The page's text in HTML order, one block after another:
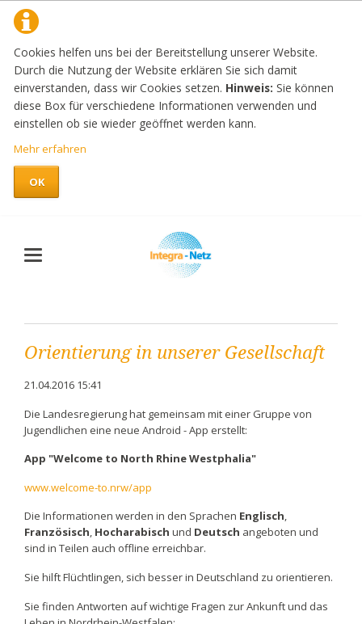
Cookies helfen uns bei der Bereitstellung unserer Website.
Durch die Nutzung der Website erklären Sie sich damit
einverstanden, dass wir Cookies setzen. Hinweis: Sie können
diese Box für verschiedene Informationen verwenden und
einstellen ob sie wieder geöffnet werden kann.
Mehr erfahren
OK
Orientierung in unserer Gesellschaft
21.04.2016 15:41
Die Landesregierung hat gemeinsam mit einer Gruppe von
Jugendlichen eine neue Android - App erstellt:
App "Welcome to North Rhine Westphalia"
www.welcome-to.nrw/app
Die Informationen werden in den Sprachen Englisch,
Französisch, Hocharabisch und Deutsch angeboten und
sind in Teilen auch offline erreichbar.
Sie hilft Flüchtlingen, sich besser in Deutschland zu orientieren.
Sie finden Antworten auf wichtige Fragen zur Ankunft und das